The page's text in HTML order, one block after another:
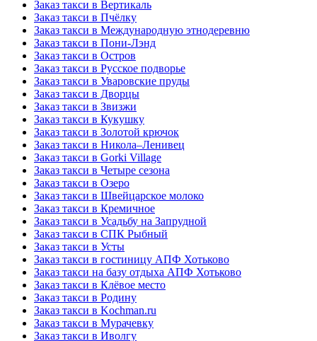
Заказ такси в Вертикаль
Заказ такси в Пчёлку
Заказ такси в Международную этнодеревню
Заказ такси в Пони-Лэнд
Заказ такси в Остров
Заказ такси в Русское подворье
Заказ такси в Уваровские пруды
Заказ такси в Дворцы
Заказ такси в Звизжи
Заказ такси в Кукушку
Заказ такси в Золотой крючок
Заказ такси в Никола–Ленивец
Заказ такси в Gorki Village
Заказ такси в Четыре сезона
Заказ такси в Озеро
Заказ такси в Швейцарское молоко
Заказ такси в Кремичное
Заказ такси в Усадьбу на Запрудной
Заказ такси в СПК Рыбный
Заказ такси в Усты
Заказ такси в гостиницу АПФ Хотьково
Заказ такси на базу отдыха АПФ Хотьково
Заказ такси в Клёвое место
Заказ такси в Родину
Заказ такси в Kochman.ru
Заказ такси в Мурачевку
Заказ такси в Иволгу